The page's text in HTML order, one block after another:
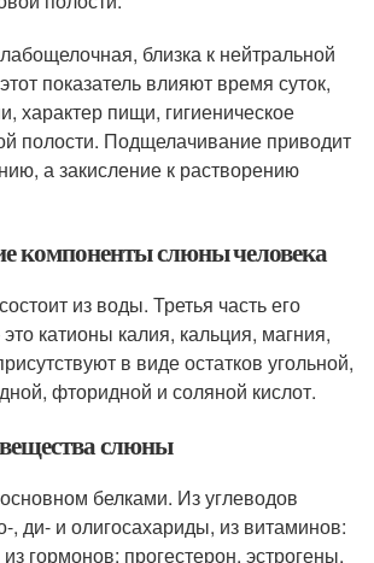
близка к нейтральной
показатель влияют время суток,
характер пищи, гигиеническое
полости. Подщелачивание приводит
а закисление к растворению
компоненты слюны человека
из воды. Третья часть его
катионы калия, кальция, магния,
в виде остатков угольной,
фторидной и соляной кислот.
слюны
белками. Из углеводов
, ди- и олигосахариды, из витаминов:
гормонов: прогестерон, эстрогены,